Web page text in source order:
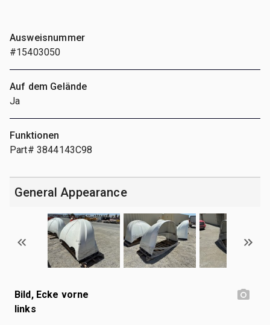
Ausweisnummer
#15403050
Auf dem Gelände
Ja
Funktionen
Part# 3844143C98
General Appearance
Bild, Ecke vorne
links